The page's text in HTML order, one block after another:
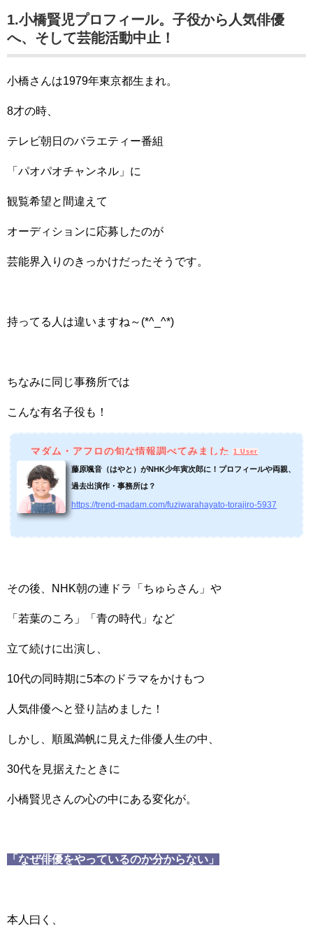
1.小橋賢児プロフィール。子役から人気俳優
へ、そして芸能活動中止！
小橋さんは1979年東京都生まれ。
8才の時、
テレビ朝日のバラエティー番組
「パオパオチャンネル」に
観覧希望と間違えて
オーディションに応募したのが
芸能界入りのきっかけだったそうです。
持ってる人は違いますね～(*^_^*)
ちなみに同じ事務所では
こんな有名子役も！
マダム・アフロの旬な情報調べてみました 1 User
藤原颯音（はやと）がNHK少年寅次郎に！プロフィールや両親、
過去出演作・事務所は？
https://trend-madam.com/fuziwarahayato-torajiro-5937
その後、NHK朝の連ドラ「ちゅらさん」や
「若葉のころ」「青の時代」など
立て続けに出演し、
10代の同時期に5本のドラマをかけもつ
人気俳優へと登り詰めました！
しかし、順風満帆に見えた俳優人生の中、
30代を見据えたときに
小橋賢児さんの心の中にある変化が。
「なぜ俳優をやっているのか分からない」
本人曰く、